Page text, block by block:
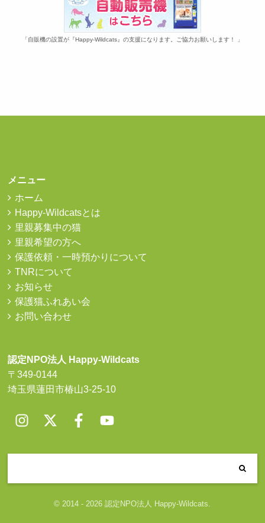
「自販機の設置が『Happy-Wildcats』の支援になります。ご協力お願いします！ 」
メニュー
ホーム
Happy-Wildcatsとは
里親募集中の猫
里親希望の方へ
保護依頼・一時預かりについて
TNRについて
お知らせ
保護猫ふれあい会
お問い合わせ
認定NPO法人 Happy-Wildcats
〒349-0144
埼玉県蓮田市椿山3-25-10
© 2014 - 2026 認定NPO法人 Happy-Wildcats.